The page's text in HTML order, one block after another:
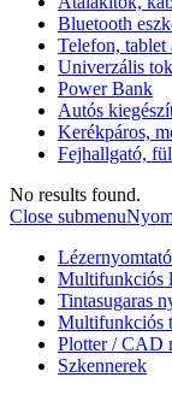
Bluetooth
Telefon,
Univerzális
Power Bank
Autós
Kerékpáros,
Fejhallgató,
No results found.
Close submenu
Multifunkciós
Tintasugaras
Multifunkciós
Plotter / CAD
Szkennerek